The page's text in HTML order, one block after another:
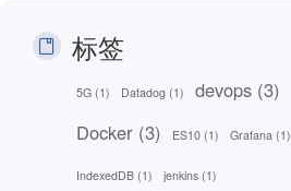
标签
5G (1) Datadog (1) devops (3)
Docker (3) ES10 (1) Grafana (1)
IndexedDB (1) jenkins (1)